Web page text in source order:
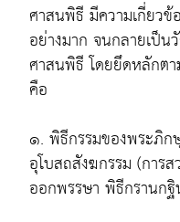
ศาสนพิธี มีความเกี่ยว
อย่างมาก จนกลายเป็
ศาสนพิธี โดยยึดหลักต
คือ
๑. พิธีกรรมของพระภิก
อุโบสถสังฆกรรม (การ
ออกพรรษา พิธีกรานก